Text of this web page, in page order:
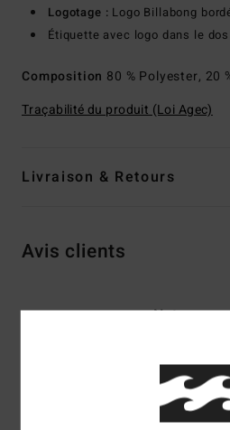
Logotage : Logo Billabong
Étiquette avec logo dans le dos
Composition 80 % Polyester, 20
Traçabilité du produit (Loi Agec)
Livraison & Retours
Avis clients
Note
4.7
3 avis vérifiés